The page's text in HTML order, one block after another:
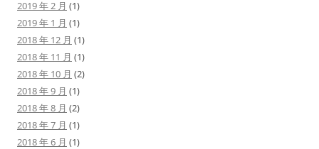
2019 年 2 月 (1)
2019 年 1 月 (1)
2018 年 12 月 (1)
2018 年 11 月 (1)
2018 年 10 月 (2)
2018 年 9 月 (1)
2018 年 8 月 (2)
2018 年 7 月 (1)
2018 年 6 月 (1)